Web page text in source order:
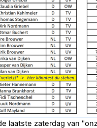
laatste zaterdag van